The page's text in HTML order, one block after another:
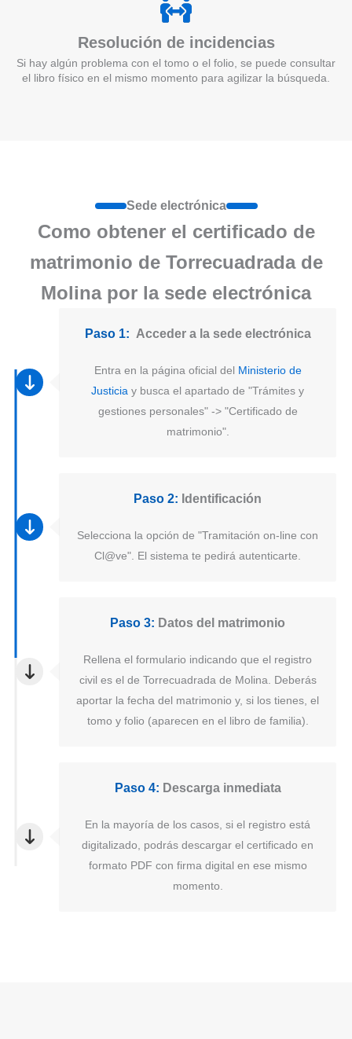
Resolución de incidencias
Si hay algún problema con el tomo o el folio, se puede consultar
el libro físico en el mismo momento para agilizar la búsqueda.
Sede electrónica
Como obtener el certificado de
matrimonio de Torrecuadrada de
Molina por la sede electrónica
Paso 1: Acceder a la sede electrónica
Entra en la página oficial del Ministerio de
Justicia y busca el apartado de "Trámites y
gestiones personales" -> "Certificado de
matrimonio".
Paso 2: Identificación
Selecciona la opción de "Tramitación on-line con
Cl@ve". El sistema te pedirá autenticarte.
Paso 3: Datos del matrimonio
Rellena el formulario indicando que el registro
civil es el de Torrecuadrada de Molina. Deberás
aportar la fecha del matrimonio y, si los tienes, el
tomo y folio (aparecen en el libro de familia).
Paso 4: Descarga inmediata
En la mayoría de los casos, si el registro está
digitalizado, podrás descargar el certificado en
formato PDF con firma digital en ese mismo
momento.